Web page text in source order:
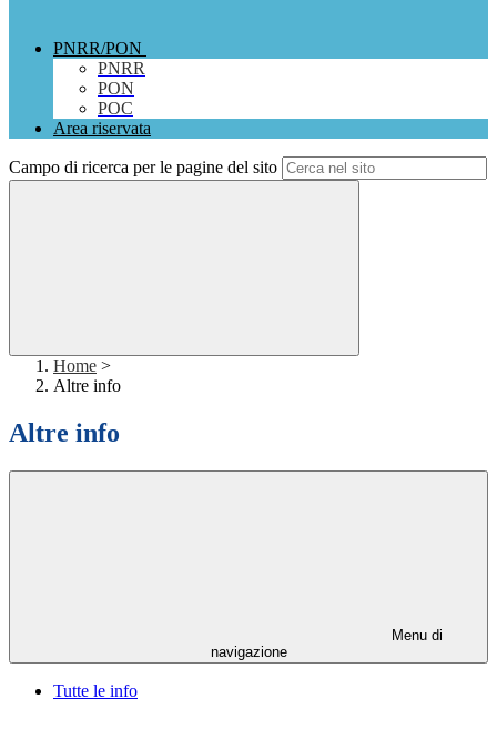
PNRR/PON
PNRR
PON
POC
Area riservata
Campo di ricerca per le pagine del sito
Home >
Altre info
Altre info
Menu di
navigazione
Tutte le info